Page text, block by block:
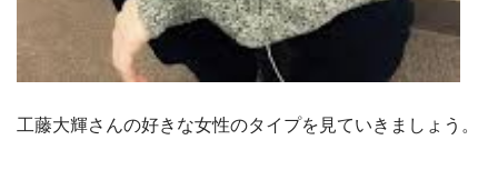
工藤大輝さんの好きな女性のタイプを見ていきましょう。